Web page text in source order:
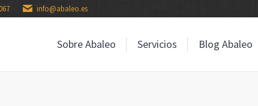
info@abaleo.es
Sobre Abaleo Servicios Blog Abaleo